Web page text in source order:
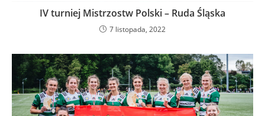
IV turniej Mistrzostw Polski – Ruda Śląska
7 listopada, 2022